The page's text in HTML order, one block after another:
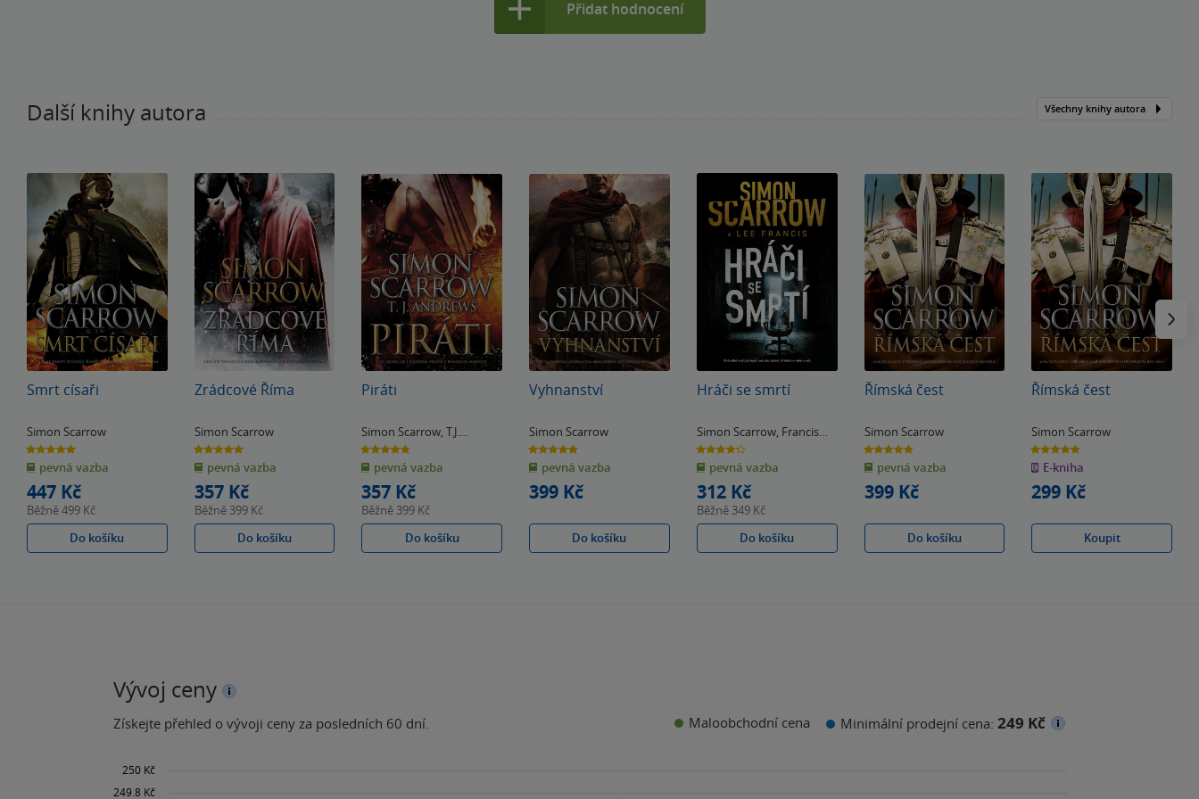
Přidat hodnocení
Další knihy autora Všechny knihy autora
Smrt císaři
Simon Scarrow
5.0
z
5
hvězdiček
pevná vazba
447 Kč
Běžně499 Kč
Do košíku
Zrádcové Říma
Simon Scarrow
5.0
z
5
hvězdiček
pevná vazba
357 Kč
Běžně 399 Kč
Do košíku
Piráti
Simon Scarrow,T.J.
Andrews
4.8
z
5
hvězdiček
pevná vazba
357 Kč
Běžně 399 Kč
Do košíku
Vyhnanství
Simon Scarrow
5.0
z
5
hvězdiček
pevná vazba
399 Kč
Do košíku
Hráči se smrtí
Simon Scarrow, Francis
Lee
4.3
z
5
hvězdiček
pevná vazba
312 Kč
Běžně 349 Kč
Do košíku
Římská čest
Simon Scarrow
4.8
z
5
hvězdiček
pevná vazba
399 Kč
Do košíku
Římská čest
Simon Scarrow
4.8
z
5
hvězdiček
E-kniha
299 Kč
Koupit
Vývoj ceny
Získejte přehled o vývoji ceny za posledních 60 dní. Maloobchodní cena Minimální prodejní cena: 249 Kč